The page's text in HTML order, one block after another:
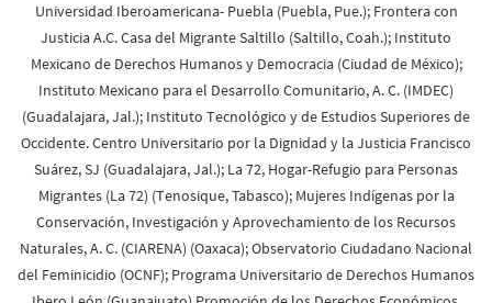
Universidad Iberoamericana- Puebla (Puebla, Pue.); Frontera con
Justicia A.C. Casa del Migrante Saltillo (Saltillo, Coah.); Instituto
Mexicano de Derechos Humanos y Democracia (Ciudad de México);
Instituto Mexicano para el Desarrollo Comunitario, A. C. (IMDEC)
(Guadalajara, Jal.); Instituto Tecnológico y de Estudios Superiores de
Occidente. Centro Universitario por la Dignidad y la Justicia Francisco
Suárez, SJ (Guadalajara, Jal.); La 72, Hogar-Refugio para Personas
Migrantes (La 72) (Tenosique, Tabasco); Mujeres Indígenas por la
Conservación, Investigación y Aprovechamiento de los Recursos
Naturales, A. C. (CIARENA) (Oaxaca); Observatorio Ciudadano Nacional
del Feminicidio (OCNF); Programa Universitario de Derechos Humanos